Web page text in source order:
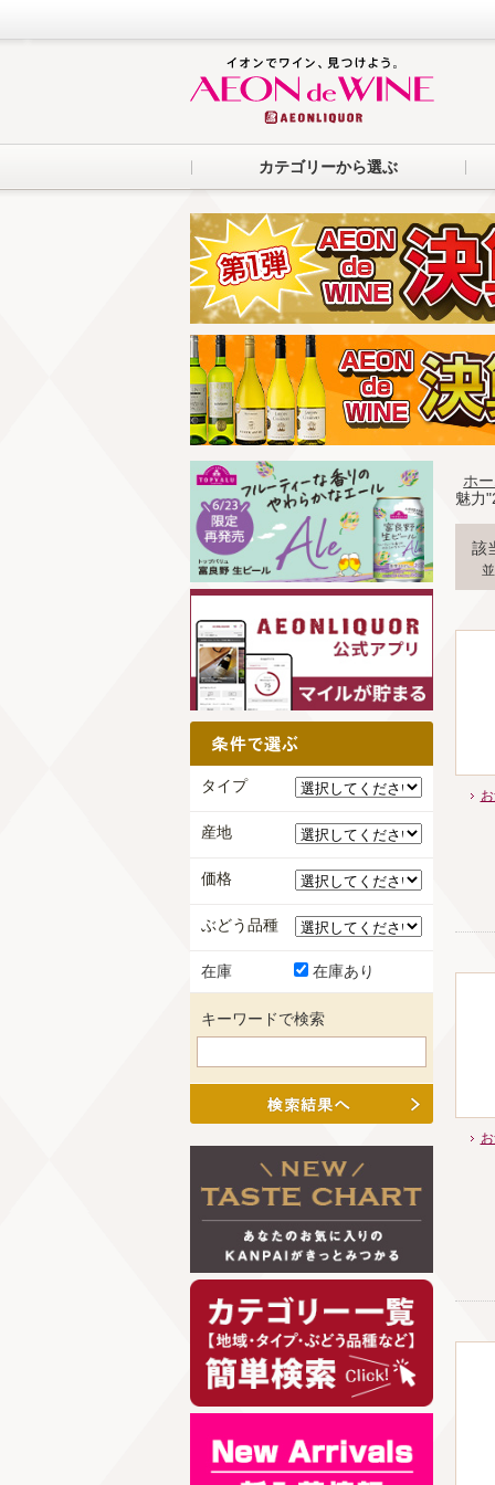
カテゴリーから選ぶ
ホ
魅力
該
タイプ
産地
価格
ぶどう品種
在庫 在庫あり
キーワードで検索